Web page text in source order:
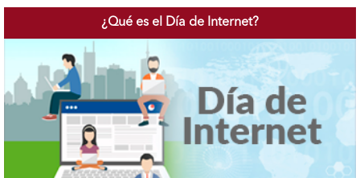
¿Qué es el Día de Internet?